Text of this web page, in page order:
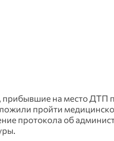
прибывшие на место ДТП
пройти
протокола об